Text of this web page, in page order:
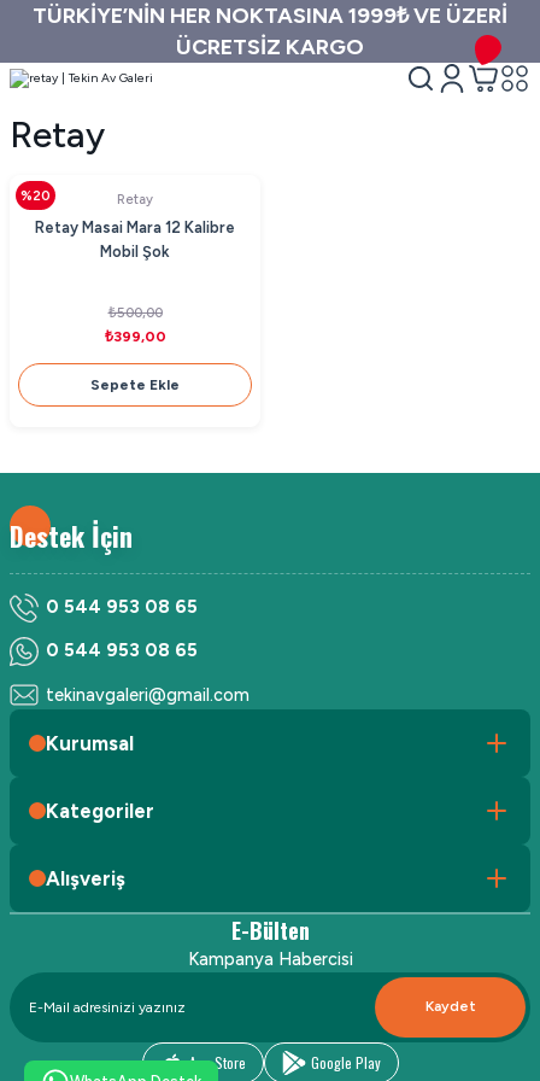
TÜRKİYE’NİN HER NOKTASINA 1999₺ VE ÜZERİ
ÜCRETSİZ KARGO
Retay
%20 Retay
Retay Masai Mara 12 Kalibre
Mobil Şok
₺500,00
₺399,00
Sepete Ekle
Destek İçin
0 544 953 08 65
0 544 953 08 65
tekinavgaleri@gmail.com
Kurumsal
Kategoriler
Alışveriş
E-Bülten
Kampanya Habercisi
Kaydet
App Store Google Play